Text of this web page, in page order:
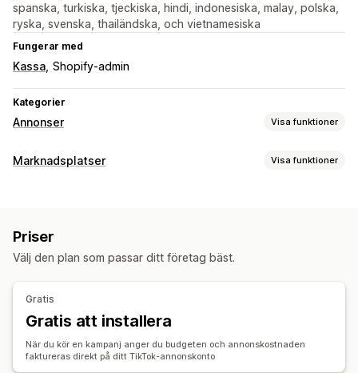
spanska, turkiska, tjeckiska, hindi, indonesiska, malay, polska,
ryska, svenska, thailändska, och vietnamesiska
Fungerar med
Kassa Shopify-admin
Kategorier
Annonser Visa funktioner
Målinriktning
Kampanjhantering
AI-optimering
Automatiserade kampanjer
Webbplats
Influerare och affiliates
Prestandaanalys
A/B-testning
Spårning av prestanda
Marknadsplatser Visa funktioner
Produktsynkronisering
Priser
Välj den plan som passar ditt företag bäst.
Gratis
Gratis att installera
När du kör en kampanj anger du budgeten och annonskostnaden
faktureras direkt på ditt TikTok-annonskonto